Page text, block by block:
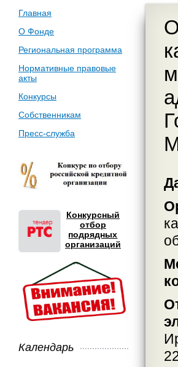
Главная
О Фонде
Региональная программа
Нормативные правовые
акты
Конкурсы
Собственникам
Пресс-служба
Конкурсный
отбор
подрядных
организаций
Календарь